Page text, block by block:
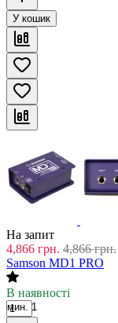
У кошик
На запит
4,866 грн. 4,866 грн.
Samson MD1 PRO
В наявності
мин. 1